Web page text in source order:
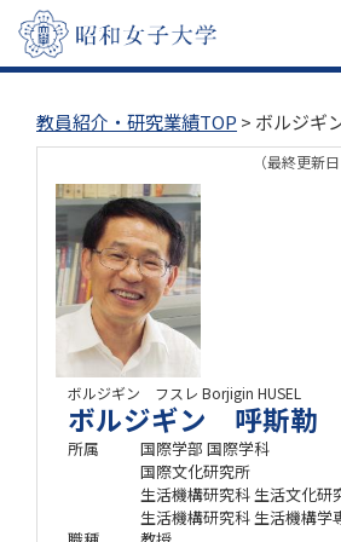
教員紹介・研究業績TOP > ボルジ
（最終更新
ボルジギン フスレ Borjigin HUSEL
ボルジギン 呼斯勒
所属
国際学部 国際学科
国際文化研究所
生活機構研究科 生活文化研
生活機構研究科 生活機構学